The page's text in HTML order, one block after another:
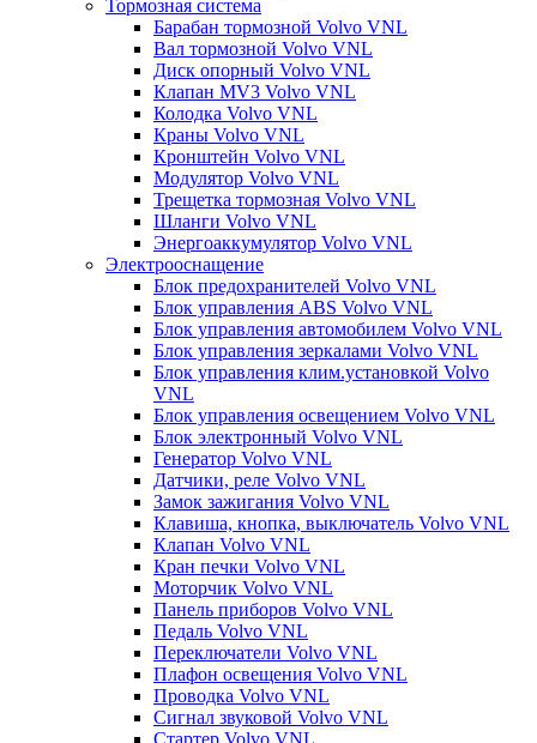
Тормозная система
Барабан тормозной Volvo VNL
Вал тормозной Volvo VNL
Диск опорный Volvo VNL
Клапан MV3 Volvo VNL
Колодка Volvo VNL
Краны Volvo VNL
Кронштейн Volvo VNL
Модулятор Volvo VNL
Трещетка тормозная Volvo VNL
Шланги Volvo VNL
Энергоаккумулятор Volvo VNL
Электрооснащение
Блок предохранителей Volvo VNL
Блок управления ABS Volvo VNL
Блок управления автомобилем Volvo VNL
Блок управления зеркалами Volvo VNL
Блок управления клим.установкой Volvo
VNL
Блок управления освещением Volvo VNL
Блок электронный Volvo VNL
Генератор Volvo VNL
Датчики, реле Volvo VNL
Замок зажигания Volvo VNL
Клавиша, кнопка, выключатель Volvo VNL
Клапан Volvo VNL
Кран печки Volvo VNL
Моторчик Volvo VNL
Панель приборов Volvo VNL
Педаль Volvo VNL
Переключатели Volvo VNL
Плафон освещения Volvo VNL
Проводка Volvo VNL
Сигнал звуковой Volvo VNL
Стартер Volvo VNL